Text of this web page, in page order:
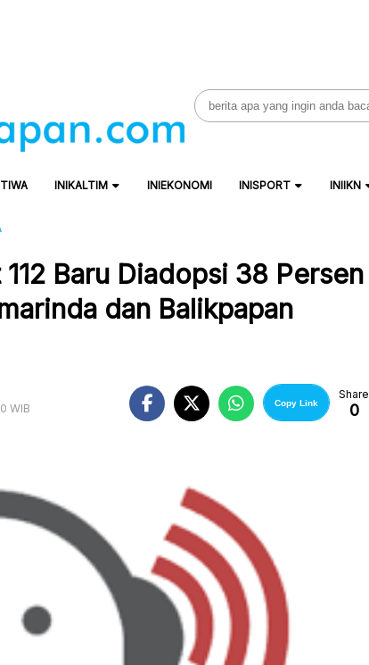
Search
for:
INIKALTIM INIEKONOMI INISPORT INIIKN
Baru Diadopsi 38 Persen
dan Balikpapan
WIB Copy Link
Share
0